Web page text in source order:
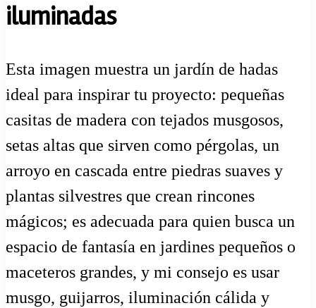
iluminadas
Esta imagen muestra un jardín de hadas
ideal para inspirar tu proyecto: pequeñas
casitas de madera con tejados musgosos,
setas altas que sirven como pérgolas, un
arroyo en cascada entre piedras suaves y
plantas silvestres que crean rincones
mágicos; es adecuada para quien busca un
espacio de fantasía en jardines pequeños o
maceteros grandes, y mi consejo es usar
musgo, guijarros, iluminación cálida y